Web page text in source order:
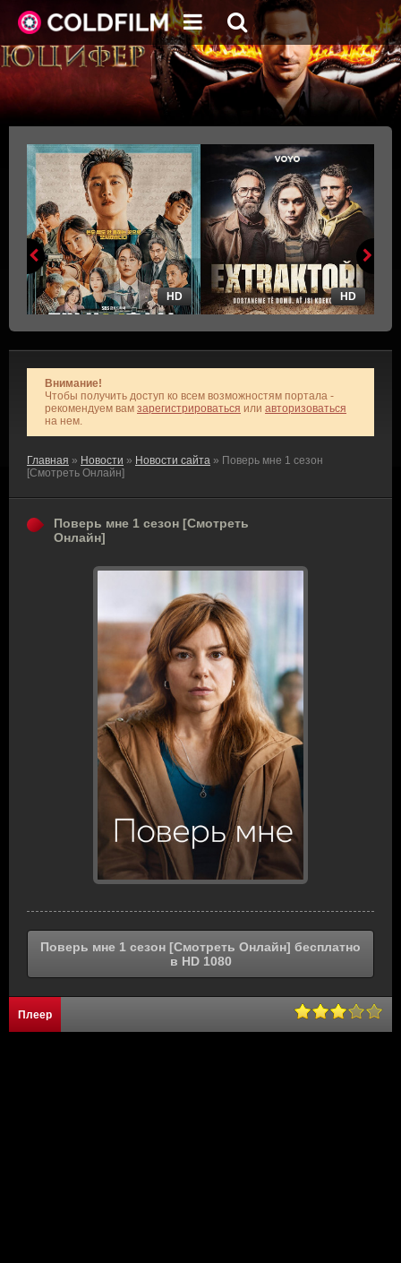
HD HD
Внимание!
Чтобы получить доступ ко всем возможностям портала -
рекомендуем вам зарегистрироваться или авторизоваться
на нем.
Главная » Новости » Новости сайта » Поверь мне 1 сезон
[Смотреть Онлайн]
Поверь мне 1 сезон [Смотреть
Онлайн]
Поверь мне 1 сезон [Смотреть Онлайн] бесплатно
в HD 1080
Плеер